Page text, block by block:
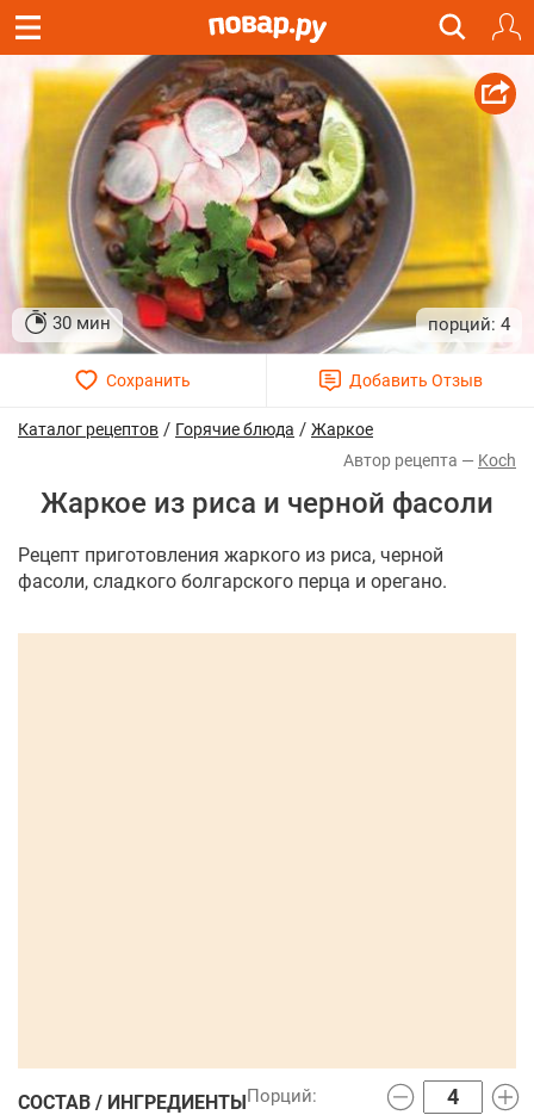
30 мин 4
Каталог рецептов / Горячие блюда / Жаркое
Koch
Жаркое из риса и черной фасоли
Рецепт приготовления жаркого из риса, черной
фасоли, сладкого болгарского перца и орегано.
СОСТАВ / ИНГРЕДИЕНТЫ